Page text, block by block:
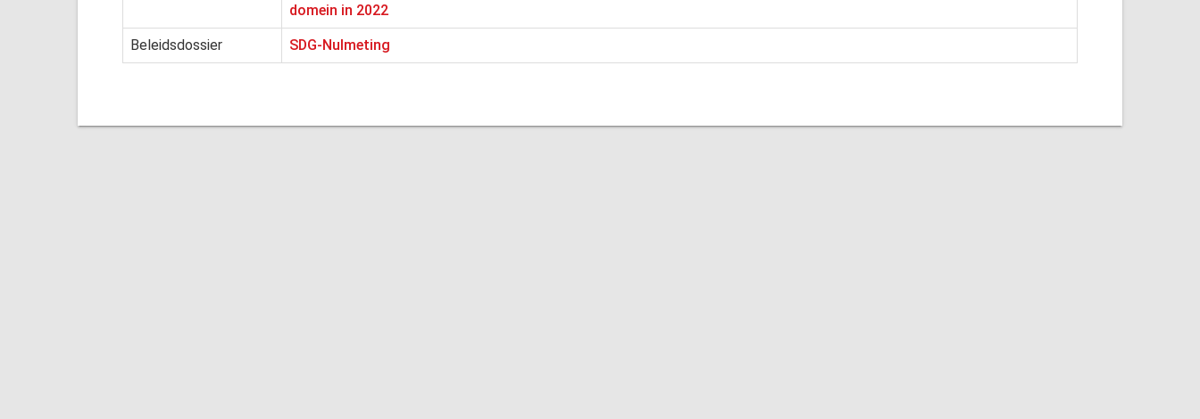
domein in 2022
Beleidsdossier SDG-Nulmeting